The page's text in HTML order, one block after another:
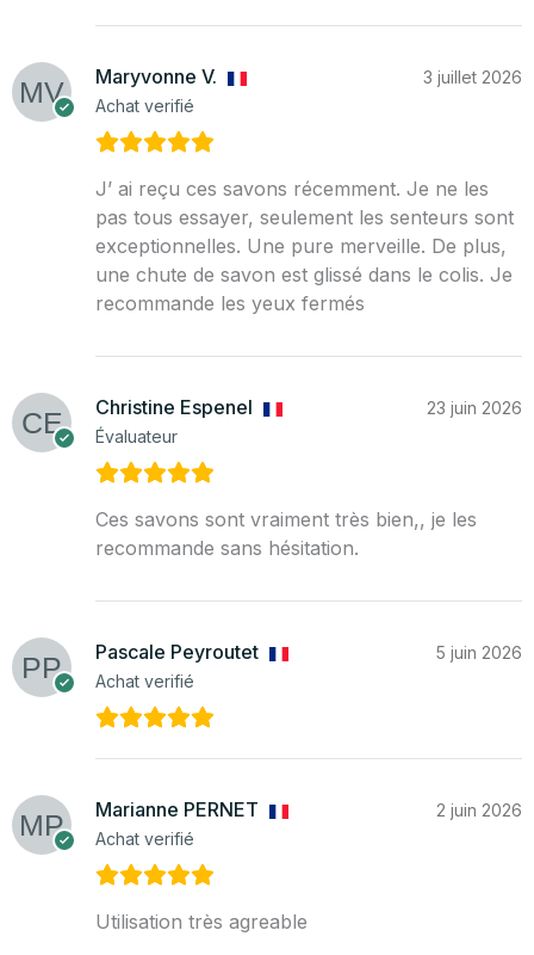
Maryvonne V.
Achat verifié
3 juillet 2026
J’ ai reçu ces savons récemment. Je ne les
pas tous essayer, seulement les senteurs sont
exceptionnelles. Une pure merveille. De plus,
une chute de savon est glissé dans le colis. Je
recommande les yeux fermés
Christine Espenel
Évaluateur
23 juin 2026
Ces savons sont vraiment très bien,, je les
recommande sans hésitation.
Pascale Peyroutet
Achat verifié
5 juin 2026
Marianne PERNET
Achat verifié
2 juin 2026
Utilisation très agreable